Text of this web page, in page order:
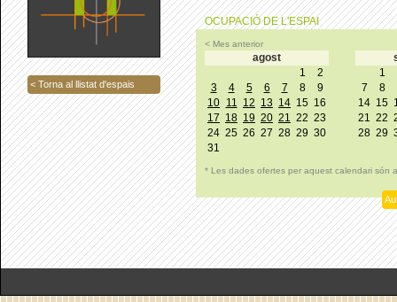
< Torna al llistat d'espais
OCUPACIÓ DE L'ESPAI
< Mes anterior
agost
1
2
3
4 5 6 7 8
9
10 11 12 13 14 15 16
17 18 19 20 21 22 23
24 25 26 27 28 29 30
31
1
7
8
14 15
21 22
28 29
* Les dades ofertes per aquest calendari són